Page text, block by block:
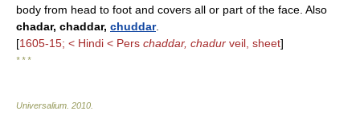
body from head to foot and covers all or part of the face. Also
chadar, chaddar, chuddar.
[1605-15; < Hindi < Pers chaddar, chadur veil, sheet]
* * *
Universalium 2010